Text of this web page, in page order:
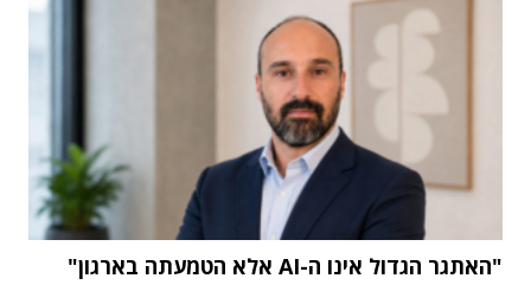
"האתגר הגדול אינו ה-AI אלא הטמעתה בארגון"